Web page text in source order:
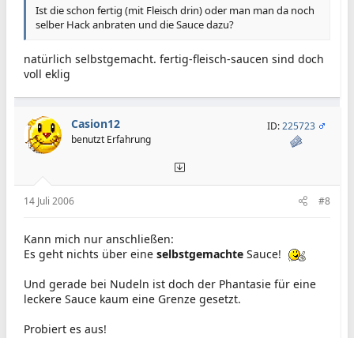
Ist die schon fertig (mit Fleisch drin) oder man man da noch
selber Hack anbraten und die Sauce dazu?
natürlich selbstgemacht. fertig-fleisch-saucen sind doch
voll eklig
Casion12
benutzt Erfahrung
ID:225723
14 Juli 2006 #8
Kann mich nur anschließen:
Es geht nichts über eine selbstgemachte Sauce!
Und gerade bei Nudeln ist doch der Phantasie für eine
leckere Sauce kaum eine Grenze gesetzt.
Probiert es aus!